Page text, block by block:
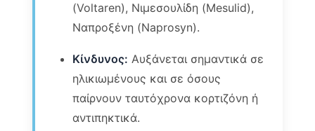
(Voltaren), Νιμεσουλίδη (Mesulid),
Ναπροξένη (Naprosyn).
Κίνδυνος: Αυξάνεται σημαντικά σε
ηλικιωμένους και σε όσους
παίρνουν ταυτόχρονα κορτιζόνη ή
αντιπηκτικά.